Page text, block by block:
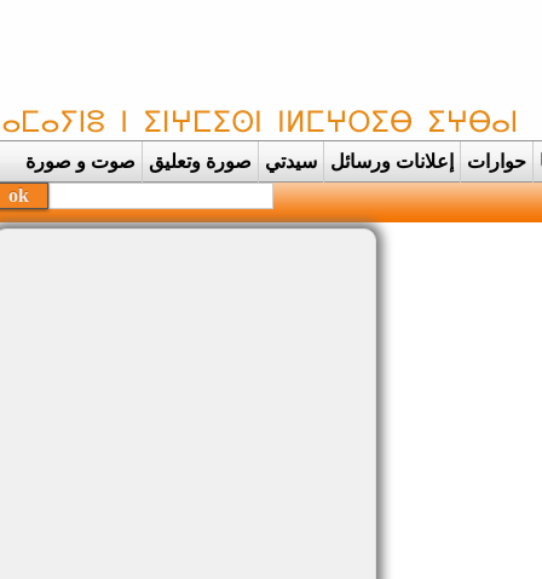
حوارات إعلانات ورسائل سيدتي صورة وتعليق صوت و صورة